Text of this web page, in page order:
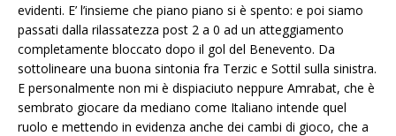
evidenti. E’ l’insieme che piano piano si è spento: e poi siamo
passati dalla rilassatezza post 2 a 0 ad un atteggiamento
completamente bloccato dopo il gol del Benevento. Da
sottolineare una buona sintonia fra Terzic e Sottil sulla sinistra.
E personalmente non mi è dispiaciuto neppure Amrabat, che è
sembrato giocare da mediano come Italiano intende quel
ruolo e mettendo in evidenza anche dei cambi di gioco, che a